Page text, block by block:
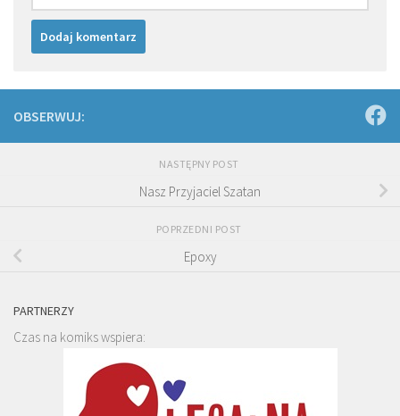
OBSERWUJ:
NASTĘPNY POST
Nasz Przyjaciel Szatan
POPRZEDNI POST
Epoxy
PARTNERZY
Czas na komiks wspiera: